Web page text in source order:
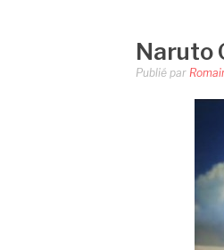
Naruto
Publié par